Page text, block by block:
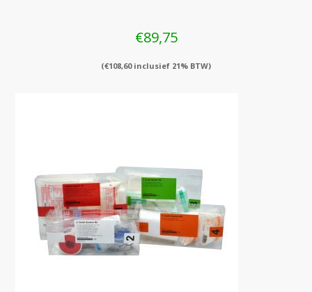
€89,75
(€108,60inclusief 21% BTW)